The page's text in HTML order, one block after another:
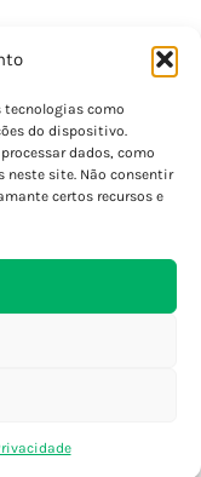
tecnologias como
do dispositivo.
dados, como
neste site. Não consentir
certos recursos e